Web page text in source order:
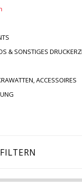
& SONSTIGES
ACCESSOIRES